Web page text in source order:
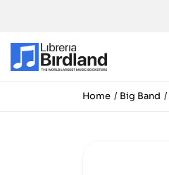
Home Big Band